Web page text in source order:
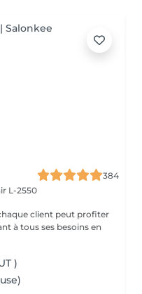
384
L-2550
client peut profiter
à tous ses besoins en
)